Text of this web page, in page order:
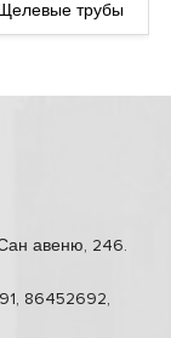
трубы
авеню, 246.
86452692,